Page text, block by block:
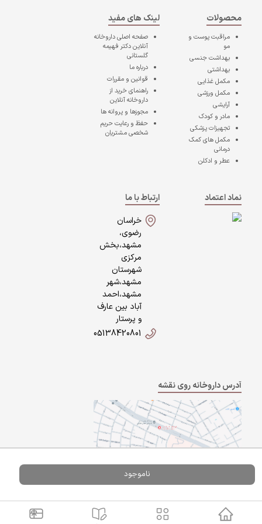
ناموجود
محصولات
مراقبت پوست و
مو
بهداشت جنسی
بهداشتی
مکمل غذایی
مکمل ورزشی
آرایشی
مادر و کودک
تجهیزات پزشکی
مکمل های کمک
درمانی
عطر و ادکلن
لینک های مفید
صفحه اصلیداروخانه
آنلاین دکتر فهیمه
گلستانی
درباره ما
قوانین و مقررات
راهنمای خرید از
داروخانه آنلاین
مجوزها و پروانه ها
حفظ و رعایت حریم
شخصی مشتریان
نماد اعتماد
ارتباط با ما
خراسان
رضوی،
مشهد،بخش
مرکزی
شهرستان
مشهد،شهر
مشهد،احمد
آباد بین عارف
و پرستار
05138420801
آدرس داروخانه روی نقشه
A Pluss
Powered By